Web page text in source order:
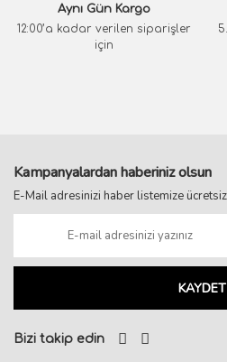
Aynı Gün Kargo
12:00’a kadar verilen siparişler
için
Kampanyalardan haberiniz olsun
E-Mail adresinizi haber listemize
KAYDET
Bizi takip edin